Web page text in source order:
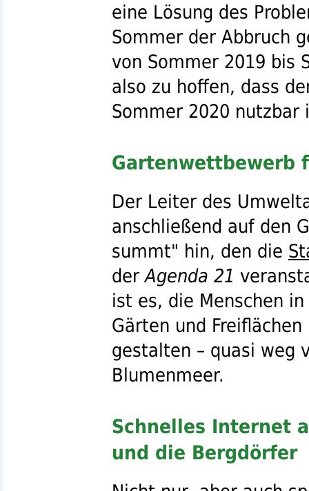
eine Lösung des
Sommer der Abbruch
von Sommer 2019 bis
also zu hoffen, dass
Sommer 2020 nutzbar
Gartenwettbewerb
Der Leiter des
anschließend auf den
summt" hin, den die
derAgenda 21
ist es, die Menschen in
Gärten und
gestalten – quasi weg
Blumenmeer.
Schnelles Internet
und die Bergdörfer